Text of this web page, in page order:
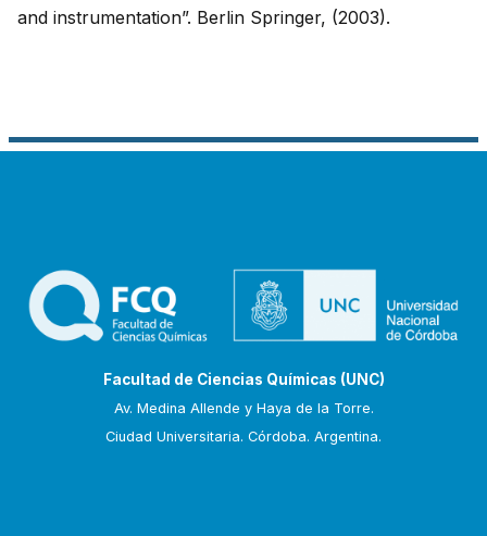
and instrumentation”. Berlin Springer, (2003).
Facultad de Ciencias Químicas (UNC)
Av. Medina Allende y Haya de la Torre.
Ciudad Universitaria. Córdoba. Argentina.